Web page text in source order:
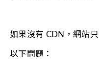
如果沒有 CDN，網站
以下問題：